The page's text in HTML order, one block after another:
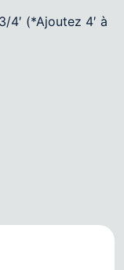
4′ (*Ajoutez 4′ à